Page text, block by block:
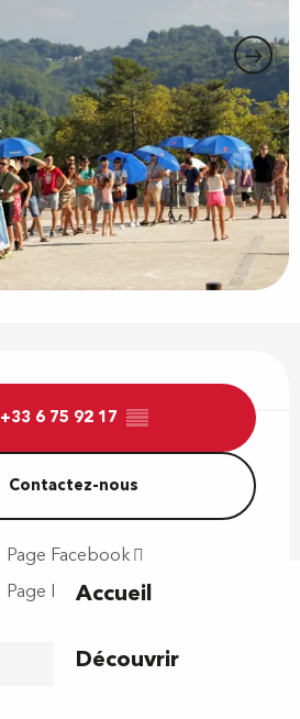
Accueil
Découvrir
+33 6 75 92 17 ▒▒
Contactez-nous
Page Facebook
Page Instagram